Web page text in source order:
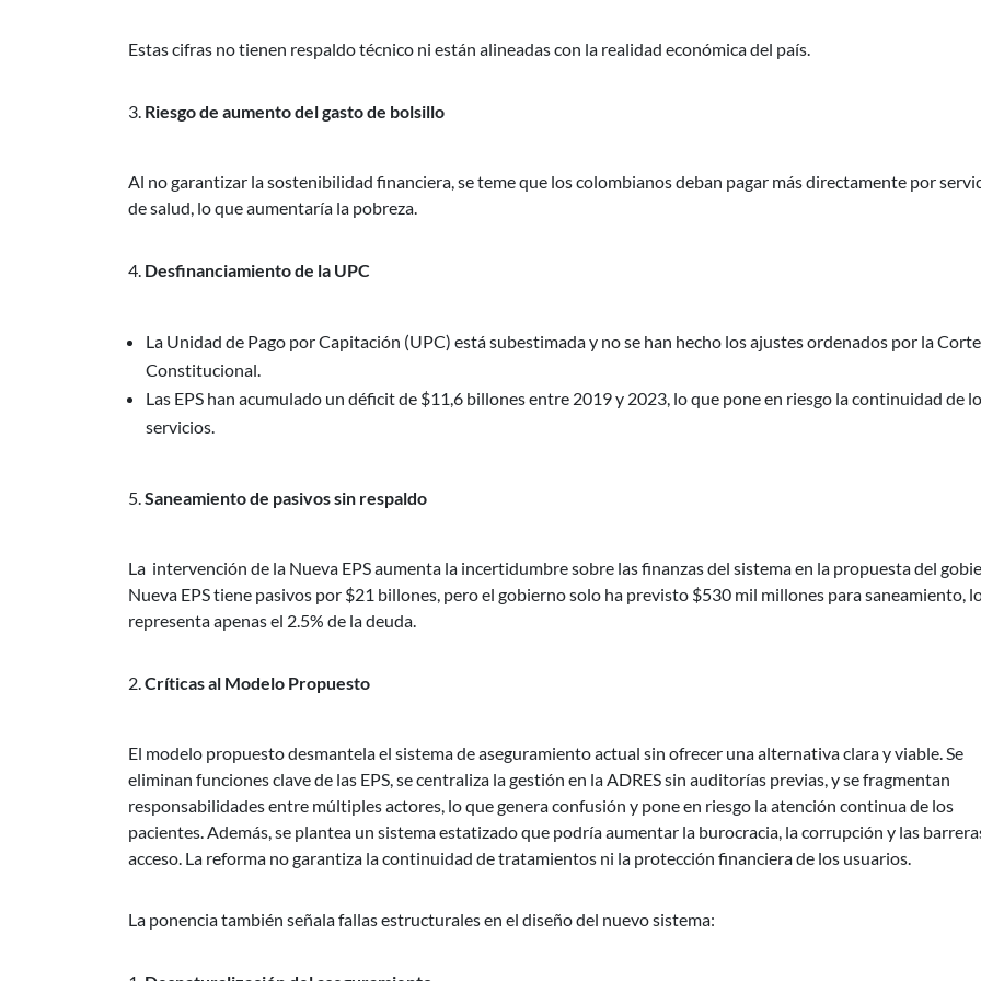
Estas cifras no tienen respaldo técnico ni están alineadas con la realidad económica del país.
Riesgo de aumento del gasto de bolsillo
Al no garantizar la sostenibilidad financiera, se teme que los colombianos deban pagar más directamente por
de salud, lo que aumentaría la pobreza.
Desfinanciamiento de la UPC
La Unidad de Pago por Capitación (UPC) está subestimada y no se han hecho los ajustes ordenados por la Corte
Constitucional.
Las EPS han acumulado un déficit de $11,6 billones entre 2019 y 2023, lo que pone en riesgo la continuidad de
servicios.
Saneamiento de pasivos sin respaldo
La intervención de la Nueva EPS aumenta la incertidumbre sobre las finanzas del sistema en la propuesta del
Nueva EPS tiene pasivos por $21 billones, pero el gobierno solo ha previsto $530 mil millones para saneamiento,
representa apenas el 2.5% de la deuda.
Críticas al Modelo Propuesto
El modelo propuesto desmantela el sistema de aseguramiento actual sin ofrecer una alternativa clara y viable. Se
eliminan funciones clave de las EPS, se centraliza la gestión en la ADRES sin auditorías previas, y se fragmentan
responsabilidades entre múltiples actores, lo que genera confusión y pone en riesgo la atención continua de los
pacientes. Además, se plantea un sistema estatizado que podría aumentar la burocracia, la corrupción y las
acceso. La reforma no garantiza la continuidad de tratamientos ni la protección financiera de los usuarios.
La ponencia también señala fallas estructurales en el diseño del nuevo sistema: